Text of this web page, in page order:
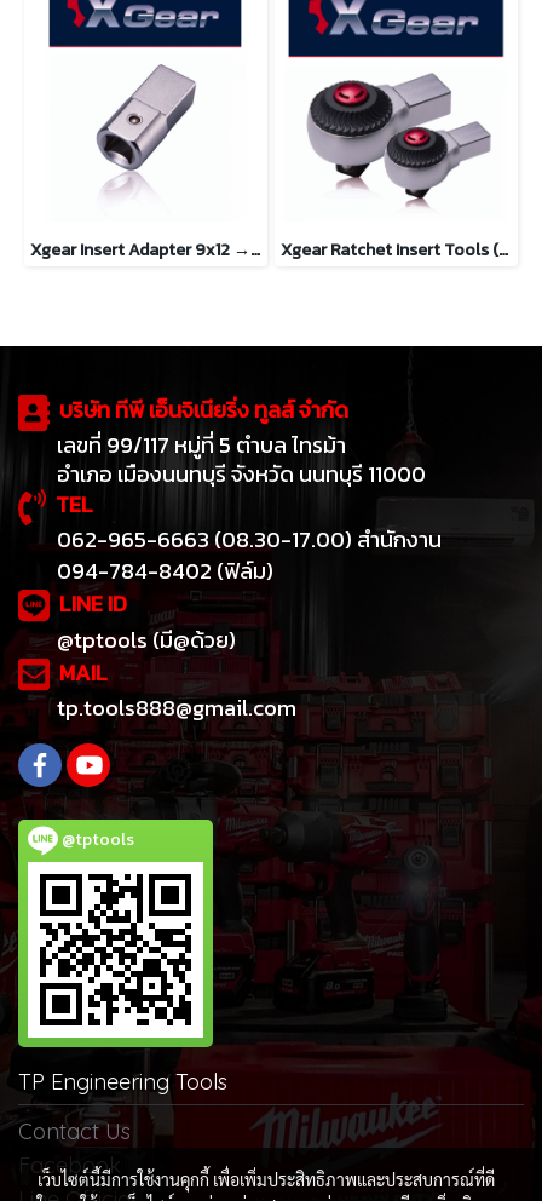
Xgear Insert Adapter 9x12 → 14x18 Xgear Ratchet Insert Tools (PUSH TYPE) 14x18 mm.
บริษัท ทีพี เอ็นจิเนียริ่ง ทูลส์ จำกัด
เลขที่ 99/117 หมู่ที่ 5 ตำบล ไทรม้า
อำเภอ เมืองนนทบุรี จังหวัด นนทบุรี 11000
TEL
062-965-6663 (08.30-17.00) สำนักงาน
094-784-8402 (ฟิล์ม)
LINE ID
@tptools (มี@ด้วย)
MAIL
tp.tools888@gmail.com
@tptools
TP Engineering Tools
Contact Us
Facebook
เว็บไซต์นี้มีการใช้งานคุกกี้ เพื่อเพิ่มประสิทธิภาพและประสบการณ์ที่ดี